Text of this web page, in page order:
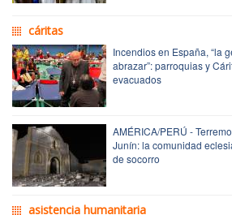
cáritas
Incendios en España, “la
abrazar”: parroquias y
evacuados
AMÉRICA/PERÚ -
Junín: la comunidad
de socorro
asistencia humanitaria